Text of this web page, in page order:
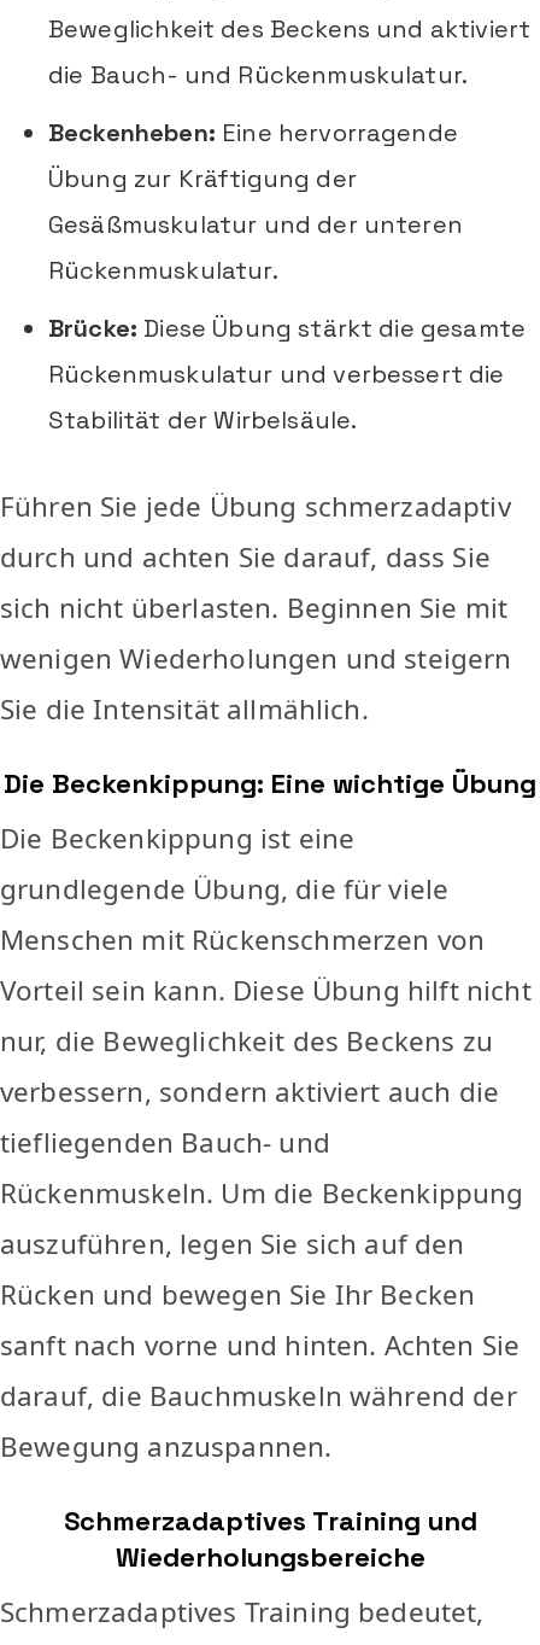
Beweglichkeit des Beckens und aktiviert
die Bauch- und Rückenmuskulatur.
Beckenheben: Eine hervorragende
Übung zur Kräftigung der
Gesäßmuskulatur und der unteren
Rückenmuskulatur.
Brücke: Diese Übung stärkt die gesamte
Rückenmuskulatur und verbessert die
Stabilität der Wirbelsäule.
Führen Sie jede Übung schmerzadaptiv
durch und achten Sie darauf, dass Sie
sich nicht überlasten. Beginnen Sie mit
wenigen Wiederholungen und steigern
Sie die Intensität allmählich.
Die Beckenkippung: Eine wichtige Übung
Die Beckenkippung ist eine
grundlegende Übung, die für viele
Menschen mit Rückenschmerzen von
Vorteil sein kann. Diese Übung hilft nicht
nur, die Beweglichkeit des Beckens zu
verbessern, sondern aktiviert auch die
tiefliegenden Bauch- und
Rückenmuskeln. Um die Beckenkippung
auszuführen, legen Sie sich auf den
Rücken und bewegen Sie Ihr Becken
sanft nach vorne und hinten. Achten Sie
darauf, die Bauchmuskeln während der
Bewegung anzuspannen.
Schmerzadaptives Training und
Wiederholungsbereiche
Schmerzadaptives Training bedeutet,